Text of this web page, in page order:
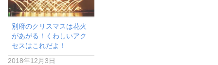
別府のクリスマスは花火
があがる！くわしいアク
セスはこれだよ！
2018年12月3日